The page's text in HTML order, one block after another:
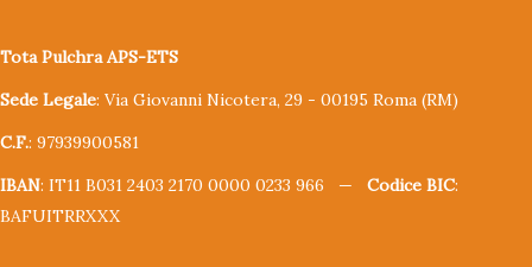
Tota Pulchra APS-ETS
Sede Legale: Via Giovanni Nicotera, 29 - 00195 Roma (RM)
C.F.: 97939900581
IBAN: IT11 B031 2403 2170 0000 0233 966 — Codice BIC:
BAFUITRRXXX